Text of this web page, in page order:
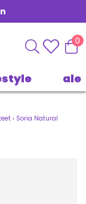
0
ale
› Soria Natural